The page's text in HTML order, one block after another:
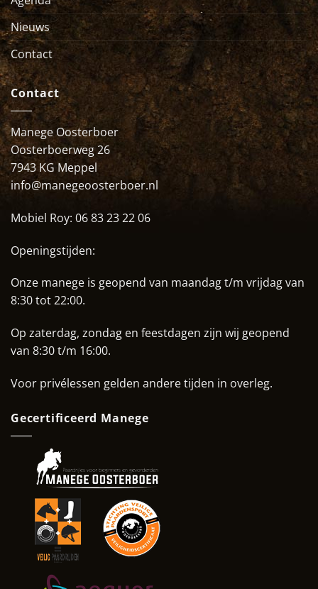
Nieuws
Contact
Contact
Manege Oosterboer
Oosterboerweg 26
7943 KG Meppel
info@manegeoosterboer.nl
Mobiel Roy: 06 83 23 22 06
Openingstijden:
Onze manege is geopend van maandag t/m vrijdag van
8:30 tot 22:00.
Op zaterdag, zondag en feestdagen zijn wij geopend
van 8:30 t/m 16:00.
Voor privélessen gelden andere tijden in overleg.
Gecertificeerd Manege